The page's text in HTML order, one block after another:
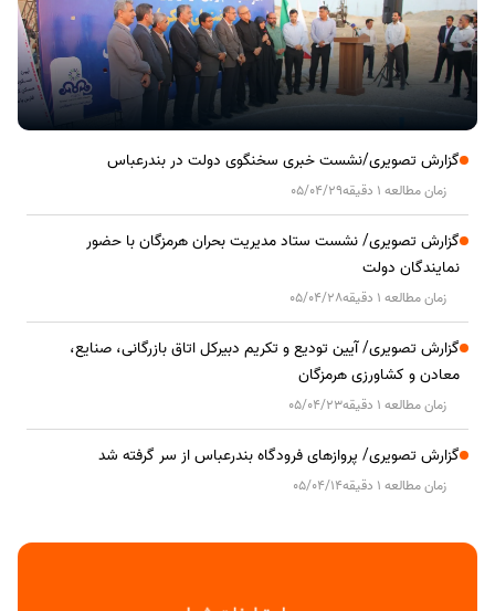
گزارش تصویری/نشست خبری سخنگوی دولت در بندرعباس
زمان مطالعه 1 دقیقه 05/04/29
گزارش تصویری/ نشست ستاد مدیریت بحران هرمزگان با حضور
نمایندگان دولت
زمان مطالعه 1 دقیقه 05/04/28
گزارش تصویری/ آیین تودیع و تکریم دبیرکل اتاق بازرگانی، صنایع،
معادن و کشاورزی هرمزگان
زمان مطالعه 1 دقیقه 05/04/23
گزارش تصویری/ پروازهای فرودگاه بندرعباس از سر گرفته شد
زمان مطالعه 1 دقیقه 05/04/14